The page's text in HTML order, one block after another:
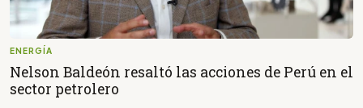
ENERGÍA
Nelson Baldeón resaltó las acciones de Perú en el
sector petrolero